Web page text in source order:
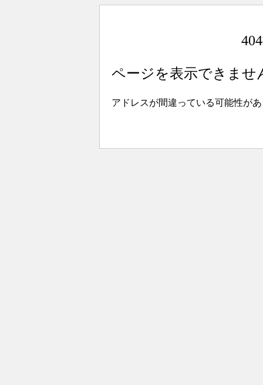
ページを表示できませ
アドレスが間違っている可能性が